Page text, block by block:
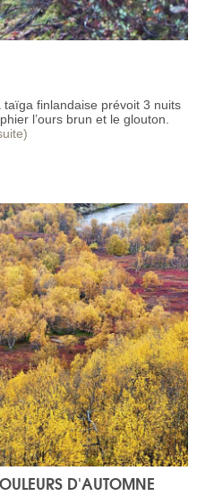
finlandaise prévoit 3 nuits
l’ours brun et le glouton.
D'AUTOMNE